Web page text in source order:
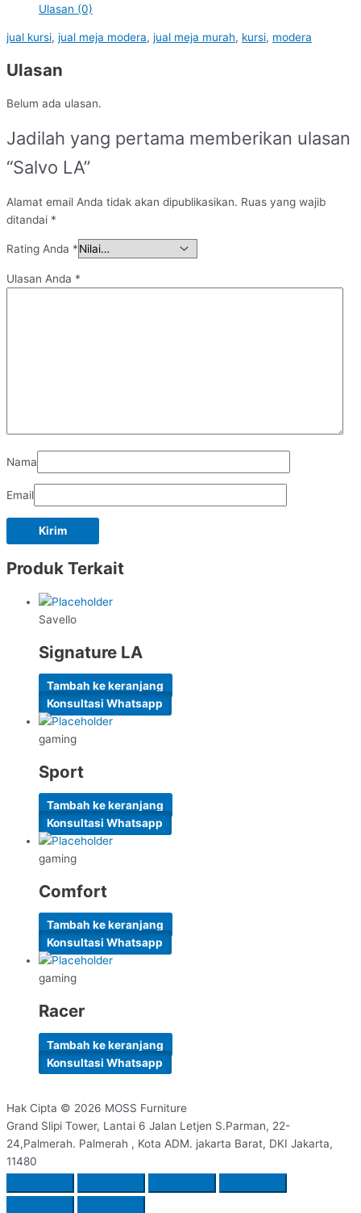
Ulasan (0)
jual kursi, jual meja modera, jual meja murah, kursi, modera
Ulasan
Belum ada ulasan.
Jadilah yang pertama memberikan ulasan
“Salvo LA”
Alamat email Anda tidak akan dipublikasikan. Ruas yang wajib
ditandai *
Rating Anda *
Ulasan Anda *
Nama
Email
Produk Terkait
Savello
Signature LA
Tambah ke keranjang
Konsultasi Whatsapp
gaming
Sport
Tambah ke keranjang
Konsultasi Whatsapp
gaming
Comfort
Tambah ke keranjang
Konsultasi Whatsapp
gaming
Racer
Tambah ke keranjang
Konsultasi Whatsapp
Hak Cipta © 2026 MOSS Furniture
Grand Slipi Tower, Lantai 6 Jalan Letjen S.Parman, 22-
24,Palmerah. Palmerah , Kota ADM. jakarta Barat, DKI Jakarta,
11480